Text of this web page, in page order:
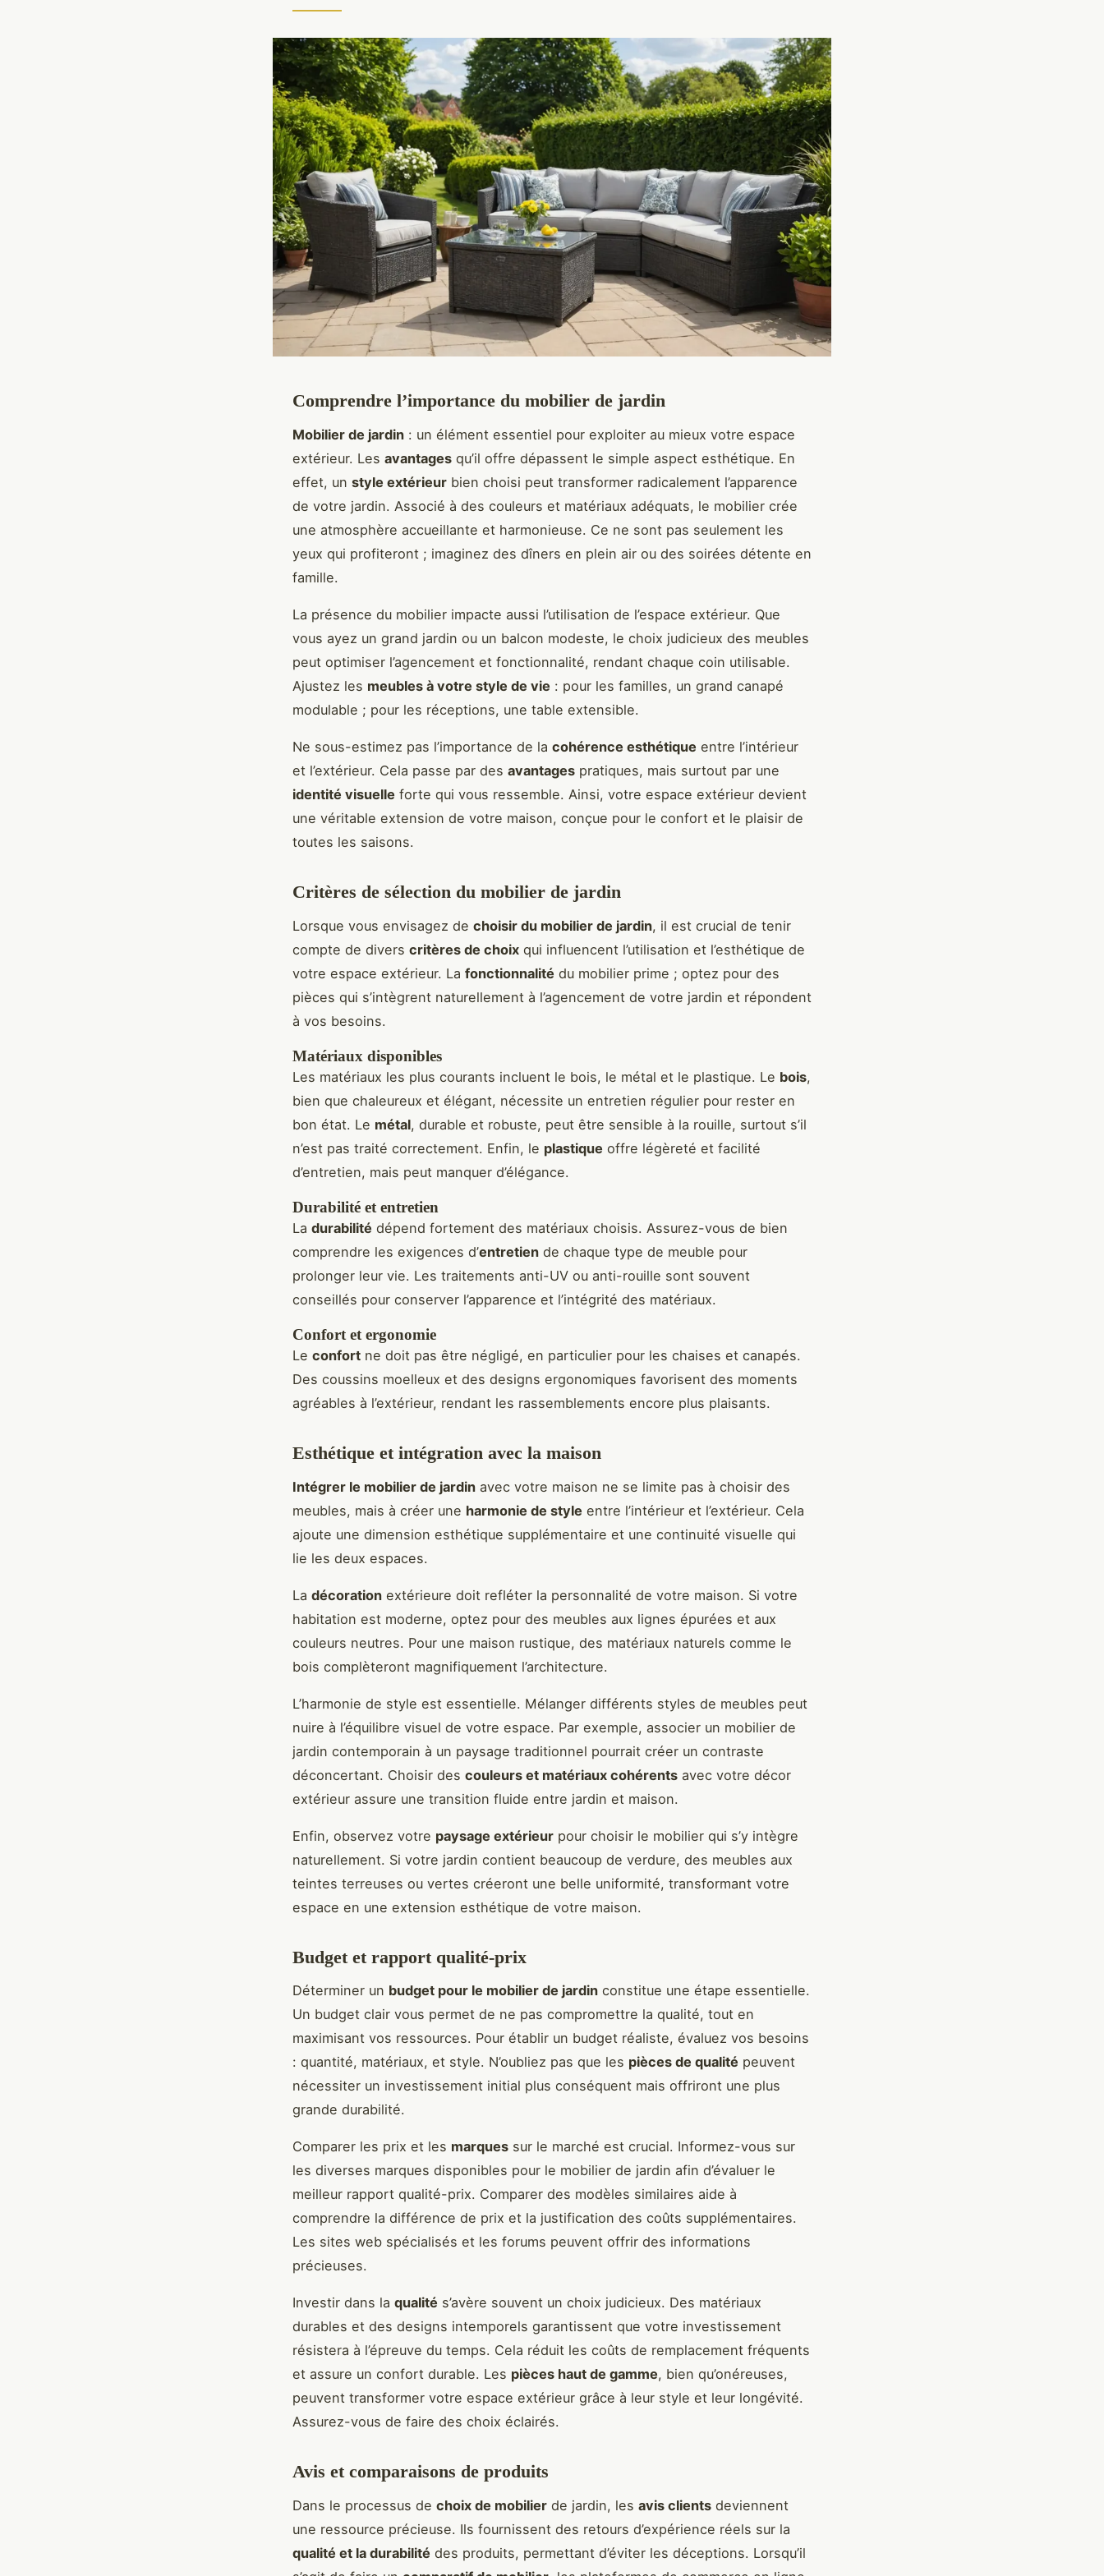
Comprendre l’importance du mobilier de jardin
Mobilier de jardin : un élément essentiel pour exploiter au mieux votre espace
extérieur. Les avantages qu’il offre dépassent le simple aspect esthétique. En
effet, un style extérieur bien choisi peut transformer radicalement l’apparence
de votre jardin. Associé à des couleurs et matériaux adéquats, le mobilier crée
une atmosphère accueillante et harmonieuse. Ce ne sont pas seulement les
yeux qui profiteront ; imaginez des dîners en plein air ou des soirées détente en
famille.
La présence du mobilier impacte aussi l’utilisation de l’espace extérieur. Que
vous ayez un grand jardin ou un balcon modeste, le choix judicieux des meubles
peut optimiser l’agencement et fonctionnalité, rendant chaque coin utilisable.
Ajustez les meubles à votre style de vie : pour les familles, un grand canapé
modulable ; pour les réceptions, une table extensible.
Ne sous-estimez pas l’importance de la cohérence esthétique entre l’intérieur
et l’extérieur. Cela passe par des avantages pratiques, mais surtout par une
identité visuelle forte qui vous ressemble. Ainsi, votre espace extérieur devient
une véritable extension de votre maison, conçue pour le confort et le plaisir de
toutes les saisons.
Critères de sélection du mobilier de jardin
Lorsque vous envisagez de choisir du mobilier de jardin, il est crucial de tenir
compte de divers critères de choix qui influencent l’utilisation et l’esthétique de
votre espace extérieur. La fonctionnalité du mobilier prime ; optez pour des
pièces qui s’intègrent naturellement à l’agencement de votre jardin et répondent
à vos besoins.
Matériaux disponibles
Les matériaux les plus courants incluent le bois, le métal et le plastique. Le bois,
bien que chaleureux et élégant, nécessite un entretien régulier pour rester en
bon état. Le métal, durable et robuste, peut être sensible à la rouille, surtout s’il
n’est pas traité correctement. Enfin, le plastique offre légèreté et facilité
d’entretien, mais peut manquer d’élégance.
Durabilité et entretien
La durabilité dépend fortement des matériaux choisis. Assurez-vous de bien
comprendre les exigences d’entretien de chaque type de meuble pour
prolonger leur vie. Les traitements anti-UV ou anti-rouille sont souvent
conseillés pour conserver l’apparence et l’intégrité des matériaux.
Confort et ergonomie
Le confort ne doit pas être négligé, en particulier pour les chaises et canapés.
Des coussins moelleux et des designs ergonomiques favorisent des moments
agréables à l’extérieur, rendant les rassemblements encore plus plaisants.
Esthétique et intégration avec la maison
Intégrer le mobilier de jardin avec votre maison ne se limite pas à choisir des
meubles, mais à créer une harmonie de style entre l’intérieur et l’extérieur. Cela
ajoute une dimension esthétique supplémentaire et une continuité visuelle qui
lie les deux espaces.
La décoration extérieure doit refléter la personnalité de votre maison. Si votre
habitation est moderne, optez pour des meubles aux lignes épurées et aux
couleurs neutres. Pour une maison rustique, des matériaux naturels comme le
bois complèteront magnifiquement l’architecture.
L’harmonie de style est essentielle. Mélanger différents styles de meubles peut
nuire à l’équilibre visuel de votre espace. Par exemple, associer un mobilier de
jardin contemporain à un paysage traditionnel pourrait créer un contraste
déconcertant. Choisir des couleurs et matériaux cohérents avec votre décor
extérieur assure une transition fluide entre jardin et maison.
Enfin, observez votre paysage extérieur pour choisir le mobilier qui s’y intègre
naturellement. Si votre jardin contient beaucoup de verdure, des meubles aux
teintes terreuses ou vertes créeront une belle uniformité, transformant votre
espace en une extension esthétique de votre maison.
Budget et rapport qualité-prix
Déterminer un budget pour le mobilier de jardin constitue une étape essentielle.
Un budget clair vous permet de ne pas compromettre la qualité, tout en
maximisant vos ressources. Pour établir un budget réaliste, évaluez vos besoins
: quantité, matériaux, et style. N’oubliez pas que les pièces de qualité peuvent
nécessiter un investissement initial plus conséquent mais offriront une plus
grande durabilité.
Comparer les prix et les marques sur le marché est crucial. Informez-vous sur
les diverses marques disponibles pour le mobilier de jardin afin d’évaluer le
meilleur rapport qualité-prix. Comparer des modèles similaires aide à
comprendre la différence de prix et la justification des coûts supplémentaires.
Les sites web spécialisés et les forums peuvent offrir des informations
précieuses.
Investir dans la qualité s’avère souvent un choix judicieux. Des matériaux
durables et des designs intemporels garantissent que votre investissement
résistera à l’épreuve du temps. Cela réduit les coûts de remplacement fréquents
et assure un confort durable. Les pièces haut de gamme, bien qu’onéreuses,
peuvent transformer votre espace extérieur grâce à leur style et leur longévité.
Assurez-vous de faire des choix éclairés.
Avis et comparaisons de produits
Dans le processus de choix de mobilier de jardin, les avis clients deviennent
une ressource précieuse. Ils fournissent des retours d’expérience réels sur la
qualité et la durabilité des produits, permettant d’éviter les déceptions. Lorsqu’il